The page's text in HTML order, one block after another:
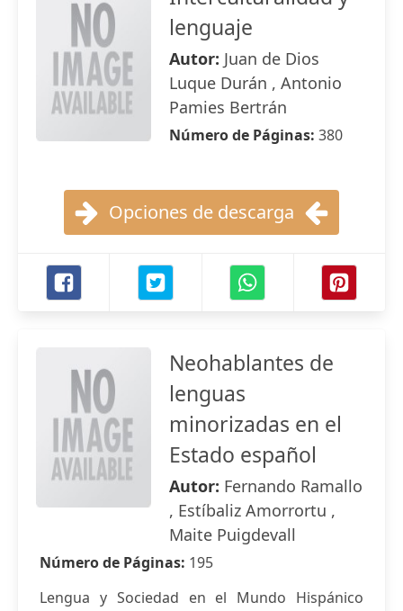
lenguaje
Autor: Juan de Dios
Luque Durán , Antonio
Pamies Bertrán
Número de Páginas: 380
Opciones de descarga
Neohablantes de
lenguas
minorizadas en el
Estado español
Autor: Fernando Ramallo
, Estíbaliz Amorrortu ,
Maite Puigdevall
Número de Páginas: 195
Lengua y Sociedad en el Mundo Hispánico